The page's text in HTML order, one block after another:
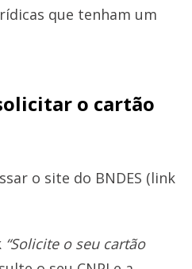
que tenham um
o cartão
o site do BNDES (link
“Solicite o seu cartão